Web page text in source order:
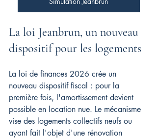
La loi Jeanbrun, un nouveau
dispositif pour les logements
La loi de finances 2026 crée un
nouveau dispositif fiscal : pour la
première fois, l'amortissement devient
possible en location nue. Le mécanisme
vise des logements collectifs neufs ou
ayant fait l'objet d'une rénovation